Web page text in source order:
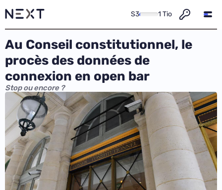
S3 1 Tio
Au Conseil constitutionnel, le
procès des données de
connexion en open bar
Stop ou encore ?